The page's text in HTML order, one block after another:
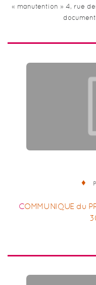
« manutention » 4, rue
COMMUNIQUE du PRINTEMPS DE LA PSYCHIATRIE –